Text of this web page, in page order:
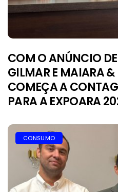
COM O ANÚNCIO
GILMAR E MAIARA
COMEÇA A
PARA A EXPOARA
CONSUMO